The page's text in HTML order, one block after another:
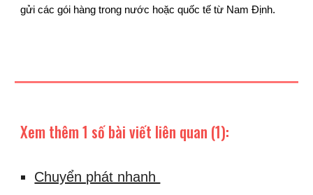
gửi các gói hàng trong nước hoặc quốc tế từ Nam Định.
Xem thêm 1 số bài viết liên quan (1):
Chuyển phát nhanh